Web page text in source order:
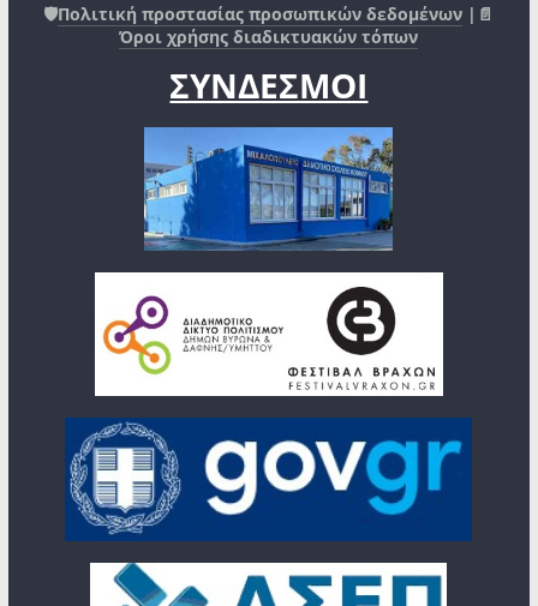
🛡️Πολιτική προστασίας προσωπικών δεδομένων |📄
Όροι χρήσης διαδικτυακών τόπων
ΣΥΝΔΕΣΜΟΙ